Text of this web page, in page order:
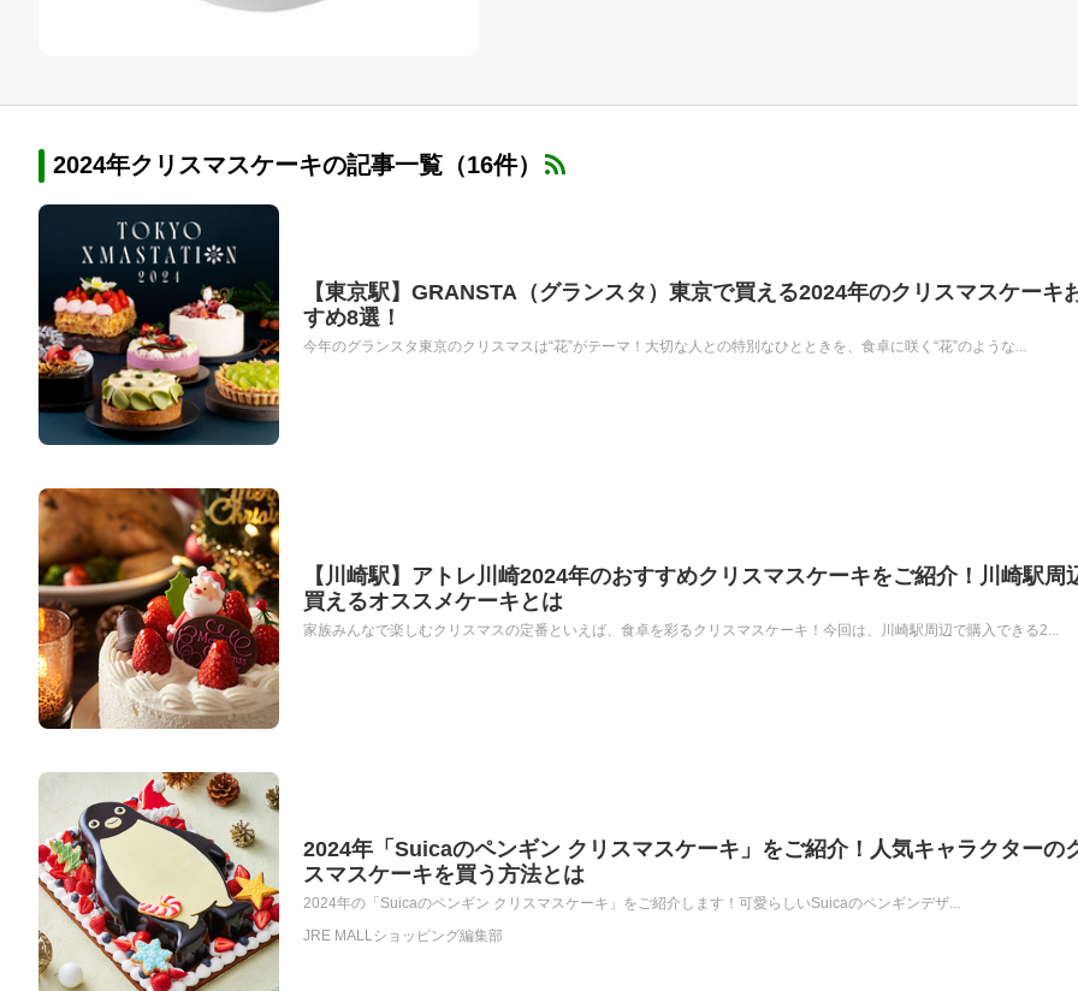
2024年クリスマスケーキの記事一覧（16件）
【東京駅】GRANSTA（グランスタ）東京で買える2024年のクリスマスケーキ
すめ8選！
今年のグランスタ東京のクリスマスは“花”がテーマ！大切な人との特別なひとときを、食卓に咲く“花”のような...
【川崎駅】アトレ川崎2024年のおすすめクリスマスケーキをご紹介！川崎駅周
買えるオススメケーキとは
家族みんなで楽しむクリスマスの定番といえば、食卓を彩るクリスマスケーキ！今回は、川崎駅周辺で購入できる2...
2024年「Suicaのペンギン クリスマスケーキ」をご紹介！人気キャラクターの
スマスケーキを買う方法とは
2024年の「Suicaのペンギン クリスマスケーキ」をご紹介します！可愛らしいSuicaのペンギンデザ...
JRE MALLショッピング編集部